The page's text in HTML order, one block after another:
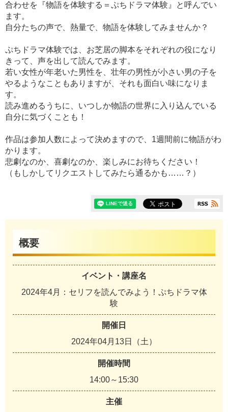
合わせを『物語を体験する＝ぷちドラマ体験』と呼んでい
ます。
自分たちの声で、熱量で、物語を体験してみませんか？
ぷちドラマ体験では、お芝居の脚本をそれぞれの役になり
きって、声を出して読んでみます。
若い女性が年老いた男性を、壮年の男性が小さい男の子を
やるようなこともありますが、それも面白い味になりま
す。
読み進めるうちに、いつしか物語の世界に入り込んでいる
自分に気づくことも！
作品は参加人数によって決めますので、1週間前に物語がわ
かります。
悲劇なのか、喜劇なのか、楽しみにお待ちください！
（もしかしてリクエストしてみたら通るかも……？）
概要
イベント・講座名
2024年4月：セリフを読んでみよう！ぷちドラマ体
験
開催日
2024年04月13日（土）
開催時間
14:00～15:30
主催